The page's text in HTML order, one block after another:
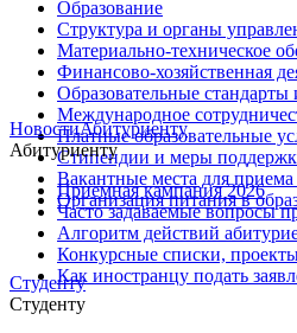
Образование
Структура и органы
Материально-техническое
Финансово-хозяйственная
Образовательные стандарты
Международное
Платные образовательные
Стипендии и меры
Вакантные места для
Организация питания в
НовостиАбитуриенту
Абитуриенту
Приемная кампания 2026
Часто задаваемые вопросы
Алгоритм действий
Конкурсные списки,
Как иностранцу подать
Студенту
Студенту